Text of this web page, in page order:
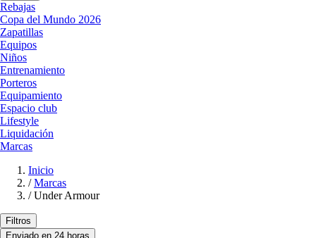
Rebajas
Copa del Mundo 2026
Zapatillas
Equipos
Niños
Entrenamiento
Porteros
Equipamiento
Espacio club
Lifestyle
Liquidación
Marcas
Inicio
/ Marcas
/ Under Armour
Filtros
Enviado en 24 horas